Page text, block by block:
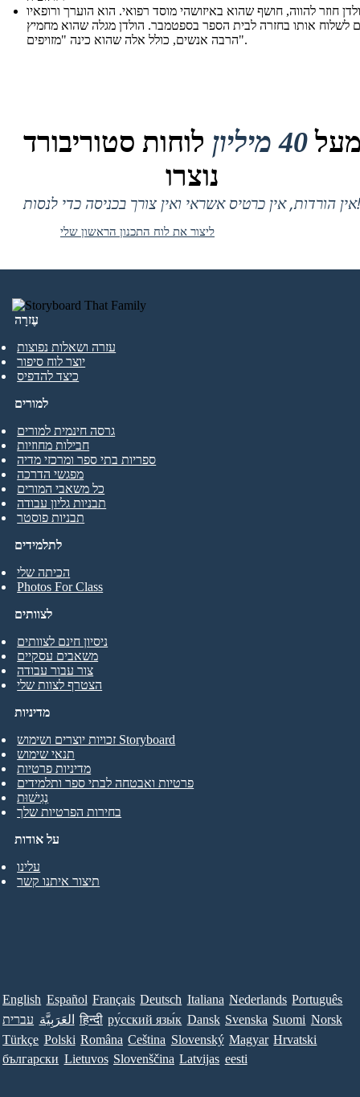
חוזר להווה, חושף שהוא באיזושהי מוסד רפואי. הוא הוערך ורופאיו
לשלוח אותו בחזרה לבית הספר בספטמבר. הולדן מגלה שהוא מחמיץ
הרבה אנשים, כולל אלה שהוא כינה "מזויפים".
40 מיליון
לוחות סטוריבורד
נוצרו
אין הורדות, אין כרטיס אשראי ואין צורך בכניסה כדי לנסות!
ליצור את לוח התכנון הראשון שלי
עֶזרָה
עזרה ושאלות נפוצות
יוצר לוח סיפור
כיצד להדפיס
לתלמידים
הכיתה שלי
Photos For Class
למורים
גרסה חינמית למורים
חבילות מחוזיות
ספריות בתי ספר ומרכזי מדיה
מפגשי הדרכה
כל משאבי המורים
תבניות גליון עבודה
תבניות פוסטר
לצוותים
ניסיון חינם לצוותים
משאבים עסקיים
צור עבור עבודה
הצטרף לצוות שלי
על אודות
עלינו
תיצור איתנו קשר
מדיניות
זכויות יוצרים ושימוש Storyboard
תנאי שימוש
מדיניות פרטיות
פרטיות ואבטחה לבתי ספר ותלמידים
נְגִישׁוּת
בחירות הפרטיות שלך
English Español Français Deutsch Italiana Nederlands Português
עברית العَرَبِيَّة हिन्दी ру́сский язы́к Dansk Svenska Suomi Norsk
Türkçe Polski Româna Ceština Slovenský Magyar Hrvatski
български Lietuvos Slovenščina Latvijas eesti